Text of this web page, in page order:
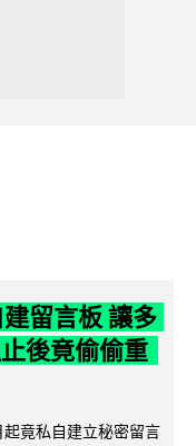
留言板 讓多
後竟偷偷重
竟私自建立秘密留言